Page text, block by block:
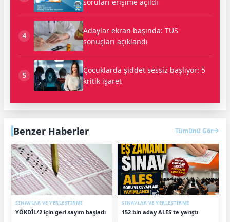
4
Adaylar ekran başında: TUS
sonuçları açıklandı
5
Çocuklarda şiddet sessiz başlıyor: 5
kritik işaret
Benzer Haberler Tümünü Gör
SINAVLAR VE YERLEŞTİRME
YÖKDİL/2 için geri sayım başladı
SINAVLAR VE YERLEŞTİRME
152 bin aday ALES'te yarıştı